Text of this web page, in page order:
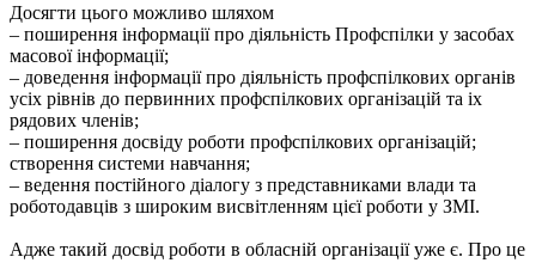
Досягти цього можливо шляхом
– поширення інформації про діяльність Профспілки у засобах
масової інформації;
– доведення інформації про діяльність профспілкових органів
усіх рівнів до первинних профспілкових організацій та іх
рядових членів;
– поширення досвіду роботи профспілкових організацій;
створення системи навчання;
– ведення постійного діалогу з представниками влади та
роботодавців з широким висвітленням цієї роботи у ЗМІ.
Адже такий досвід роботи в обласній організації уже є. Про це